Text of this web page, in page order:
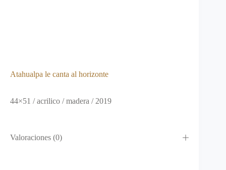
Atahualpa le canta al horizonte
44×51 / acrilico / madera / 2019
Valoraciones (0)